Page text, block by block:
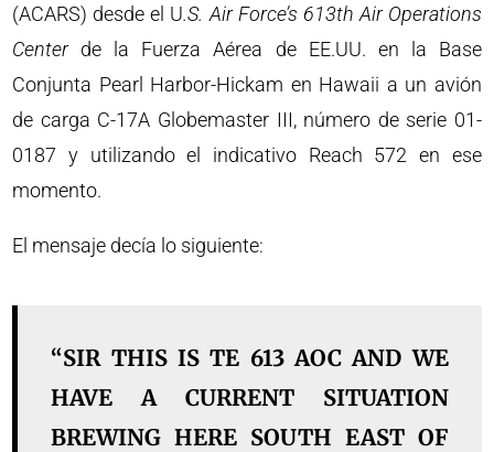
(ACARS) desde el U.S. Air Force’s 613th Air Operations
Centerde la Fuerza Aérea de EE.UU. en la Base
Conjunta Pearl Harbor-Hickam en Hawaii a un avión
de carga C-17A Globemaster III, número de serie 01-
0187 y utilizando el indicativo Reach 572 en ese
momento.
El mensaje decía lo siguiente:
“SIR THIS IS TE 613 AOC AND WE
HAVE A CURRENT SITUATION
BREWING HERE SOUTH EAST OF